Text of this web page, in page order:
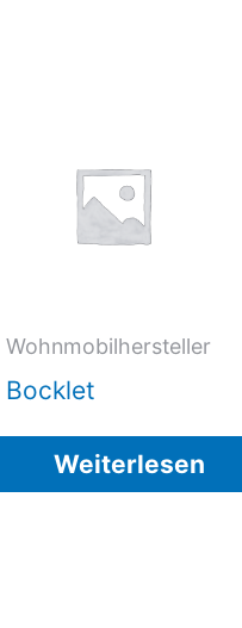
Wohnmobilhersteller
Bocklet
Weiterlesen